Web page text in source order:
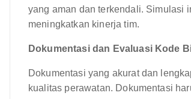
yang aman dan terkendali. Simulasi
meningkatkan kinerja tim.
Dokumentasi dan Evaluasi Kode
Dokumentasi yang akurat dan
kualitas perawatan. Dokumentasi